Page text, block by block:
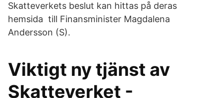
Skatteverkets beslut kan hittas på deras
hemsida till Finansminister Magdalena
Andersson (S).
Viktigt ny tjänst av
Skatteverket -